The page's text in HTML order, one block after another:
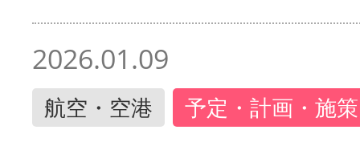
2026.01.09
航空・空港 予定・計画・施策